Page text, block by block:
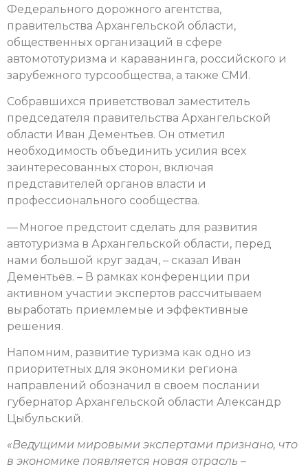
Федерального дорожного агентства,
правительства Архангельской области,
общественных организаций в сфере
автомототуризма и караванинга, российского и
зарубежного турсообщества, а также СМИ.
Собравшихся приветствовал заместитель
председателя правительства Архангельской
области Иван Дементьев. Он отметил
необходимость объединить усилия всех
заинтересованных сторон, включая
представителей органов власти и
профессионального сообщества.
— Многое предстоит сделать для развития
автотуризма в Архангельской области, перед
нами большой круг задач, – сказал Иван
Дементьев. – В рамках конференции при
активном участии экспертов рассчитываем
выработать приемлемые и эффективные
решения.
Напомним, развитие туризма как одно из
приоритетных для экономики региона
направлений обозначил в своем послании
губернатор Архангельской области Александр
Цыбульский.
«Ведущими мировыми экспертами признано, что
в экономике появляется новая отрасль –